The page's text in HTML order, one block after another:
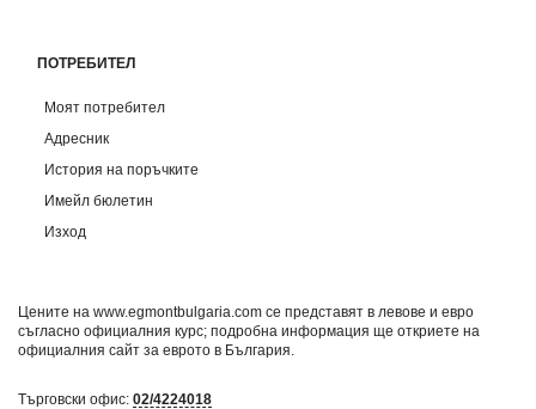
ПОТРЕБИТЕЛ
Моят потребител
Адресник
История на поръчките
Имейл бюлетин
Изход
Цените на www.egmontbulgaria.com се представят в левове и евро
съгласно официалния курс; подробна информация ще откриете на
официалния сайт за еврото в България
Търговски офис: 02/4224018